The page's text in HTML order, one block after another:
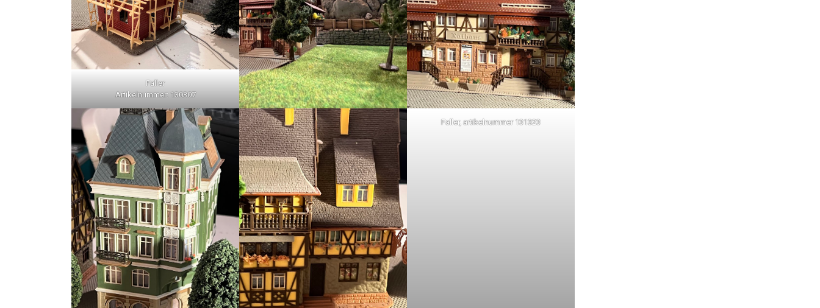
Faller
Artikelnummer: 130307
Faller, artikelnummer 131323